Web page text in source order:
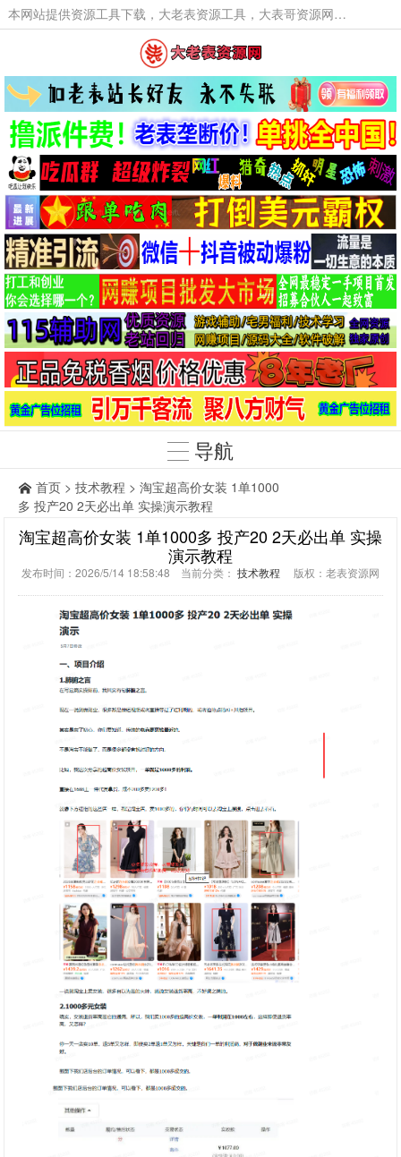
本网站提供资源工具下载，大老表资源工具，大表哥资源网软件工具，大老表资源下载，活动线报福利资源分享,活动线报，大型网游经典游戏，网络热门技术游戏辅助交流与分享。
导航
首页 > 技术教程 > 淘宝超高价女装 1单1000
多 投产20 2天必出单 实操演示教程
淘宝超高价女装 1单1000多 投产20 2天必出单 实操
演示教程
发布时间：2026/5/14 18:58:48 当前分类： 技术教程 版权：老表资源网